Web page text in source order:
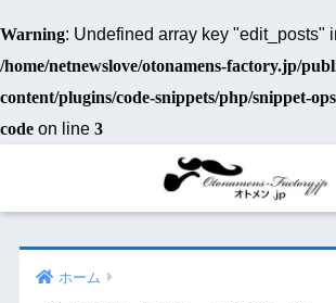
Warning: Undefined array key "edit_posts"
/home/netnewslove/otonamens-factory.jp/
content/plugins/code-snippets/php/snippet-
code on line 3
ホーム